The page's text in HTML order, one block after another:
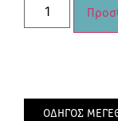
ΟΔΗΓΟΣ